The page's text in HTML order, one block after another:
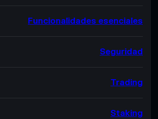
Funcionalidades esenciales
Seguridad
Trading
Staking